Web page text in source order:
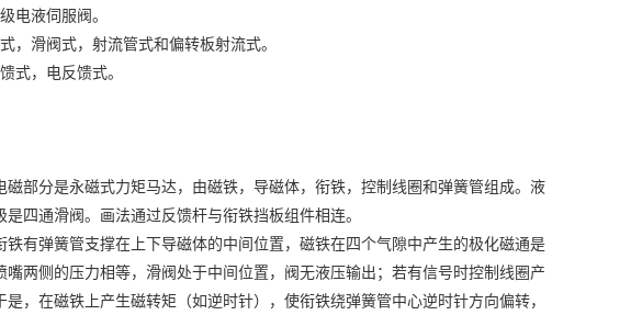
成比例变化。
。
繁调整。
，系统震荡，严重的管路也振动。
制电流可能到较大。
辨降率低，严重的引起系统不稳定。